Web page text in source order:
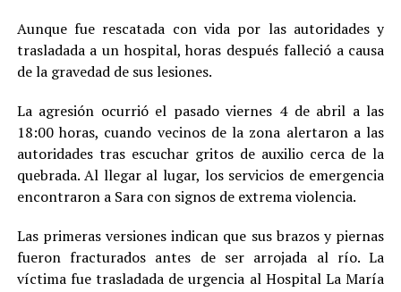
Aunque fue rescatada con vida por las autoridades y
trasladada a un hospital, horas después falleció a causa
de la gravedad de sus lesiones.
La agresión ocurrió el pasado viernes 4 de abril a las
18:00 horas, cuando vecinos de la zona alertaron a las
autoridades tras escuchar gritos de auxilio cerca de la
quebrada. Al llegar al lugar, los servicios de emergencia
encontraron a Sara con signos de extrema violencia.
Las primeras versiones indican que sus brazos y piernas
fueron fracturados antes de ser arrojada al río. La
víctima fue trasladada de urgencia al Hospital La María